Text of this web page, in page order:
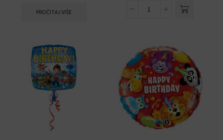
PROČITAJ VIŠE